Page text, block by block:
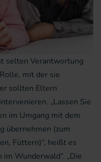
selten Verantwortung
mit der sie
sollten Eltern
„Lassen Sie
im Umgang mit dem
übernehmen (zum
Füttern)“, heißt es
im Wunderwald“. „Die